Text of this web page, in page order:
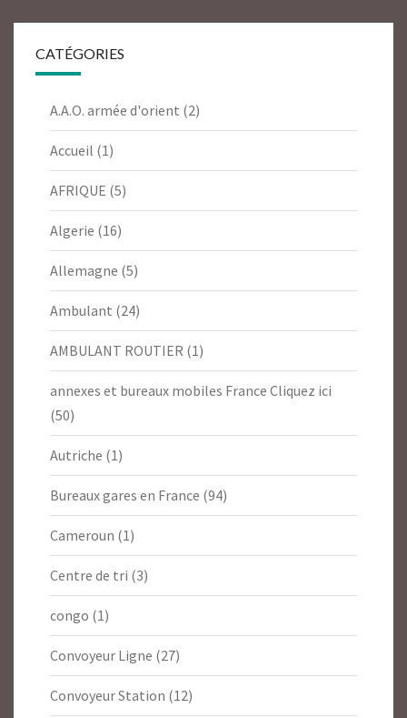
CATÉGORIES
A.A.O. armée d'orient (2)
Accueil (1)
AFRIQUE (5)
Algerie (16)
Allemagne (5)
Ambulant (24)
AMBULANT ROUTIER (1)
annexes et bureaux mobiles France Cliquez ici
(50)
Autriche (1)
Bureaux gares en France (94)
Cameroun (1)
Centre de tri (3)
congo (1)
Convoyeur Ligne (27)
Convoyeur Station (12)